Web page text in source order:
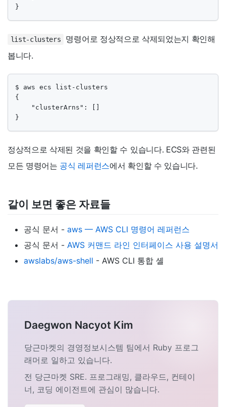
}
list-clusters
명령어로 정상적으로 삭제되었는지 확인해
봅니다.
$ aws ecs list-clusters
{
    "clusterArns": []
}
정상적으로 삭제된 것을 확인할 수 있습니다. ECS와 관련된
모든 명령어는 공식 레퍼런스에서 확인할 수 있습니다.
같이 보면 좋은 자료들
공식 문서 - aws — AWS CLI 명령어 레퍼런스
공식 문서 - AWS 커맨드 라인 인터페이스 사용 설명서
awslabs/aws-shell - AWS CLI 통합 셸
Daegwon Nacyot Kim
당근마켓의 경영정보시스템 팀에서 Ruby 프로그
래머로 일하고 있습니다.
전 당근마켓 SRE. 프로그래밍, 클라우드, 컨테이
너, 코딩 에이전트에 관심이 많습니다.